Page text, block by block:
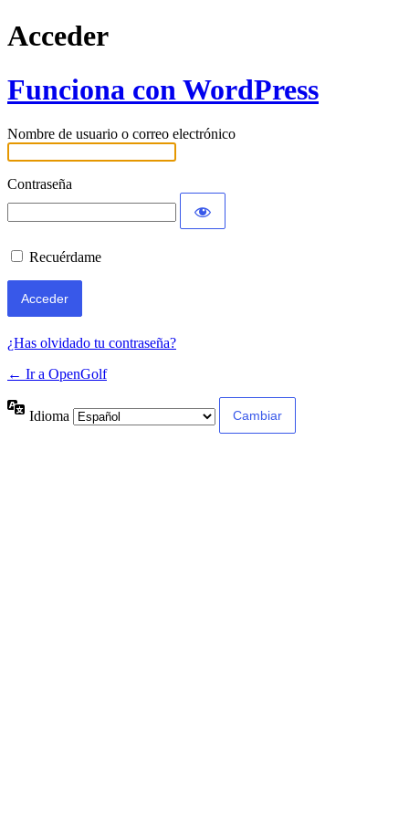
Acceder
Funciona con WordPress
Nombre de usuario o correo electrónico
Contraseña
Recuérdame
¿Has olvidado tu contraseña?
← Ir a OpenGolf
Idioma